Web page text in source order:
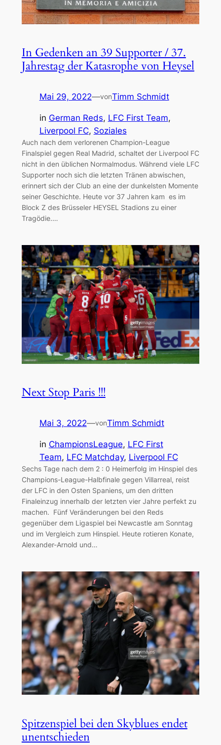
In Gedenken an 39 Supporter / 37.
Jahrestag der Katasrophe von Heysel
Mai 29, 2022—vonTimm Schmidt
in German Reds, LFC First Team
Liverpool FC, Soziales
Auch nach dem verlorenen Champion-League
Finalspiel gegen Real Madrid, schaltet der Liverpool FC
nicht in den üblichen Normalmodus. Während viele LFC
Supporter noch sich die letzten Tränen abwischen,
erinnert sich der Club an eine der dunkelsten Momente
seiner Geschichte. Heute vor 37 Jahren kam es im
Block Z des Brüsseler HEYSEL Stadions zu einer
Tragödie.…
Next Stop Paris !!!
Mai 3, 2022—vonTimm Schmidt
in ChampionsLeague, LFC First
Team, LFC Matchday, Liverpool FC
Sechs Tage nach dem 2 : 0 Heimerfolg im Hinspiel des
Champions-League-Halbfinale gegen Villarreal, reist
der LFC in den Osten Spaniens, um den dritten
Finaleinzug innerhalb der letzten vier Jahre perfekt zu
machen. Fünf Veränderungen bei den Reds
gegenüber dem Ligaspiel bei Newcastle am Sonntag
und im Vergleich zum Hinspiel. Heute rotieren Konate,
Alexander-Arnold und…
Spitzenspiel bei den Skyblues endet
unentschieden